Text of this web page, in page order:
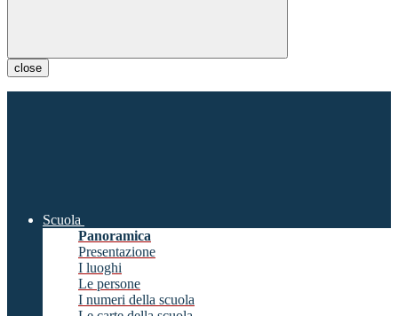
close
Scuola
Panoramica
Presentazione
I luoghi
Le persone
I numeri della scuola